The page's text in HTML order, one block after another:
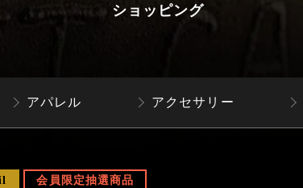
ショッピング
アパレル アクセサリー
会員限定抽選商品